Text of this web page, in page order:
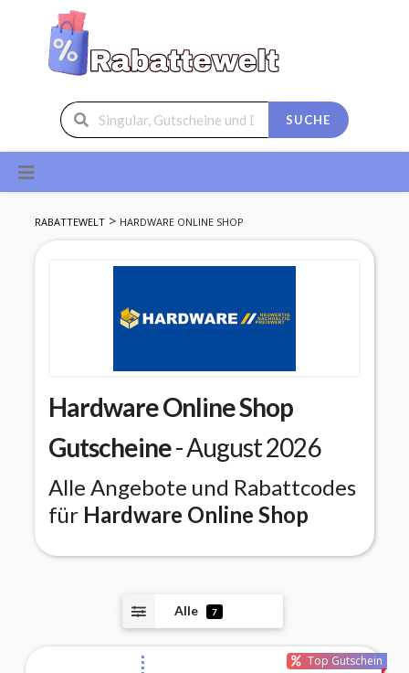
SUCHE
content
RABATTEWELT> HARDWARE ONLINE SHOP
Hardware Online Shop
Gutscheine- August 2026
Alle Angebote und Rabattcodes
für Hardware Online Shop
Alle 7
Top Gutschein